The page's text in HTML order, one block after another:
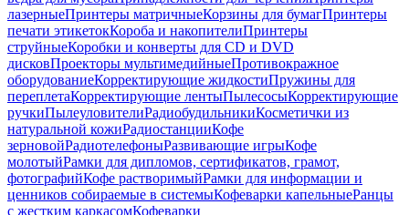
лазерныеПринтеры матричныеКорзины для бумагПринтеры
печати этикетокКороба и накопителиПринтеры
струйныеКоробки и конверты для CD и DVD
дисковПроекторы мультимедийныеПротивокражное
оборудованиеКорректирующие жидкостиПружины для
переплетаКорректирующие лентыПылесосыКорректирующие
ручкиПылеуловителиРадиобудильникиКосметички из
натуральной кожиРадиостанцииКофе
зерновойРадиотелефоныРазвивающие игрыКофе
молотыйРамки для дипломов, сертификатов, грамот,
фотографийКофе растворимыйРамки для информации и
ценников собираемые в системыКофеварки капельныеРанцы
с жестким каркасомКофеварки